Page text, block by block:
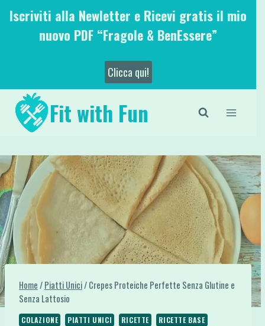
SaltaIscriviti alla Newletter e Ricevi gratis il mio
nuovo PDF “Fragole & BenEssere”
Clicca qui!
Fit with Fun
Home/Piatti Unici/Crepes Proteiche Perfette Senza Glutine e
Senza Lattosio
COLAZIONE PIATTI UNICI RICETTE
RICETTE BASE